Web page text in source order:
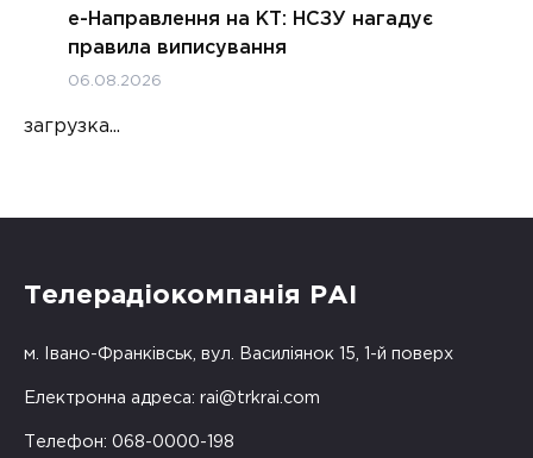
е-Направлення на КТ: НСЗУ нагадує
правила виписування
06.08.2026
загрузка...
Телерадіокомпанія РАІ
м. Івано-Франківськ, вул. Василіянок 15, 1-й поверх
Електронна адреса: rai@trkrai.com
Телефон: 068-0000-198